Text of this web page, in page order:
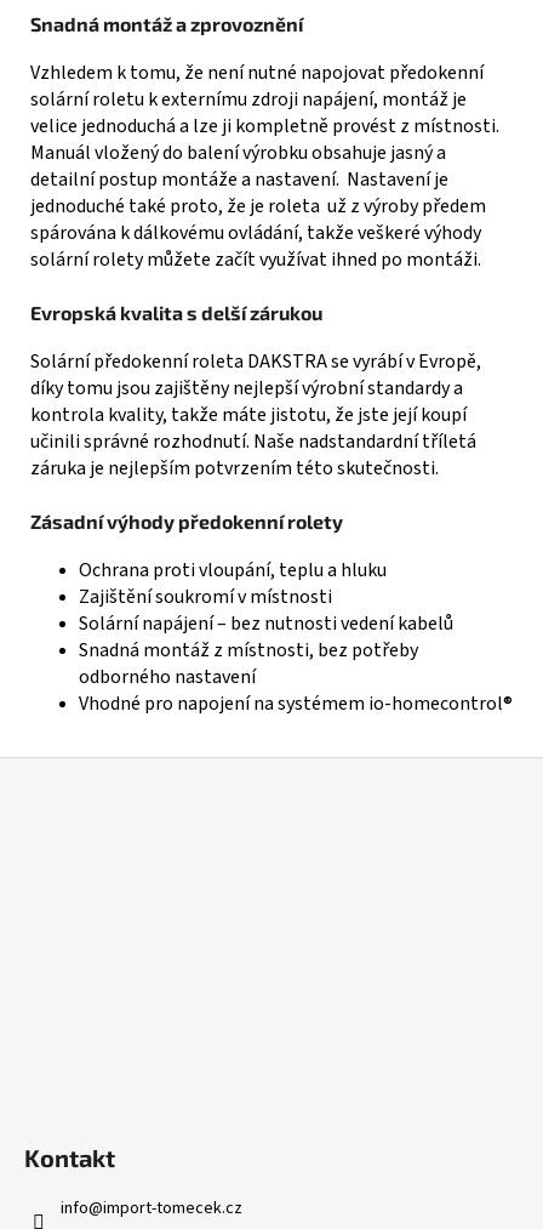
Snadná montáž a zprovoznění
Vzhledem k tomu, že není nutné napojovat předokenní
solární roletu k externímu zdroji napájení, montáž je
velice jednoduchá a lze ji kompletně provést z místnosti.
Manuál vložený do balení výrobku obsahuje jasný a
detailní postup montáže a nastavení. Nastavení je
jednoduché také proto, že je roleta už z výroby předem
spárována k dálkovému ovládání, takže veškeré výhody
solární rolety můžete začít využívat ihned po montáži.
Evropská kvalita s delší zárukou
Solární předokenní roleta DAKSTRA se vyrábí v Evropě,
díky tomu jsou zajištěny nejlepší výrobní standardy a
kontrola kvality, takže máte jistotu, že jste její koupí
učinili správné rozhodnutí. Naše nadstandardní tříletá
záruka je nejlepším potvrzením této skutečnosti.
Zásadní výhody předokenní rolety
Ochrana proti vloupání, teplu a hluku
Zajištění soukromí v místnosti
Solární napájení – bez nutnosti vedení kabelů
Snadná montáž z místnosti, bez potřeby
odborného nastavení
Vhodné pro napojení na systémem io-homecontrol®
Kontakt
info@import-tomecek.cz